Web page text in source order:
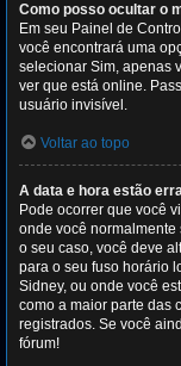
Como posso ocultar o
Em seu Painel de
você encontrará uma
selecionar Sim, apenas
ver que está online.
usuário invisível.
Voltar ao topo
A data e hora estão
Pode ocorrer que você
onde você
o seu caso, você deve
para o seu fuso horário
Sidney, ou onde você
como a maior parte das
registrados. Se você
fórum!